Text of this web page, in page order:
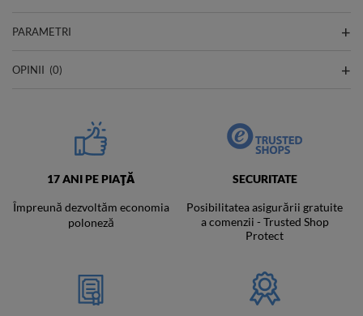
PARAMETRI
OPINII (0)
17 ANI PE PIAȚĂ
Împreună dezvoltăm economia
poloneză
SECURITATE
Posibilitatea asigurării gratuite
a comenzii - Trusted Shop
Protect